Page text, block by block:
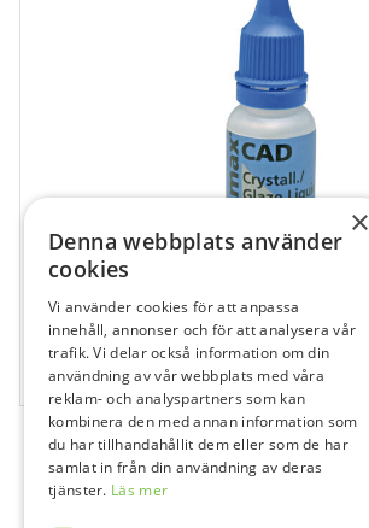
114244
Emax CAD Crystall Glaze Liquid
1x15 ml
×
Denna webbplats använder
cookies
Vi använder cookies för att anpassa
innehåll, annonser och för att analysera vår
trafik. Vi delar också information om din
användning av vår webbplats med våra
reklam- och analyspartners som kan
kombinera den med annan information som
du har tillhandahållit dem eller som de har
samlat in från din användning av deras
tjänster. Läs mer